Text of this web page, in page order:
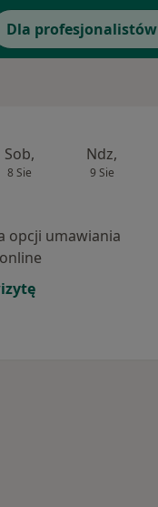
Dla profesjonalistów
Sob,
8 Sie
Ndz,
9 Sie
opcji umawiania